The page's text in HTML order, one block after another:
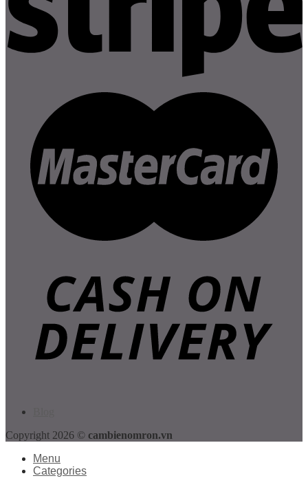
Copyright 2026 © cambienomron.vn
Menu
Categories